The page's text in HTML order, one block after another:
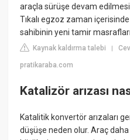
araçla sürüşe devam edilmesi
Tıkalı egzoz zaman
sahibinin yeni tamir
Kaynak kaldırma talebi |
pratikaraba.com
Katalizör arızası
Katalitik konvertör arızaları
düşüşe neden olur. Araç